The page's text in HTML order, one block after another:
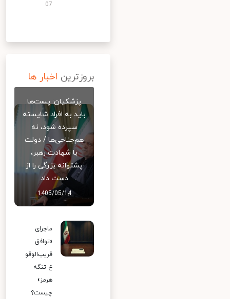
07
بروزترین اخبار ها
پزشکیان: پست‌ها
باید به افراد شایسته
سپرده شود، نه
هم‌جناحی‌ها / دولت
با شهادت رهبر،
پشتوانه بزرگی را از
دست داد
1405/05/14
ماجرای
«توافق
قریب‌الوقو
ع تنگه
هرمز»
چیست؟